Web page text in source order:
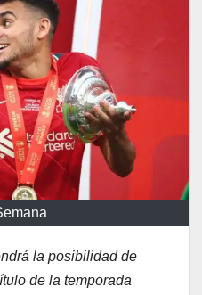
la posibilidad de
de la temporada